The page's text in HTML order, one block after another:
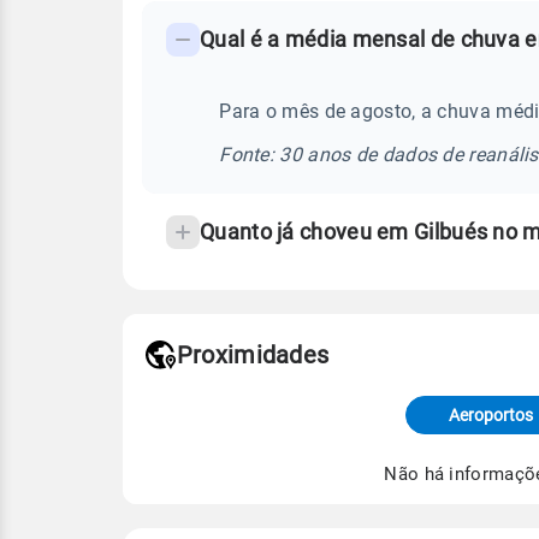
frequentes
temperatura
Qual é a média mensal de chuva
Para o mês de agosto, a chuva
Fonte: 30 anos de dados de
Quanto já choveu em Gilbués no
de Tempo e Estudos Climáticos
Proximidades
Aeroportos
Não há